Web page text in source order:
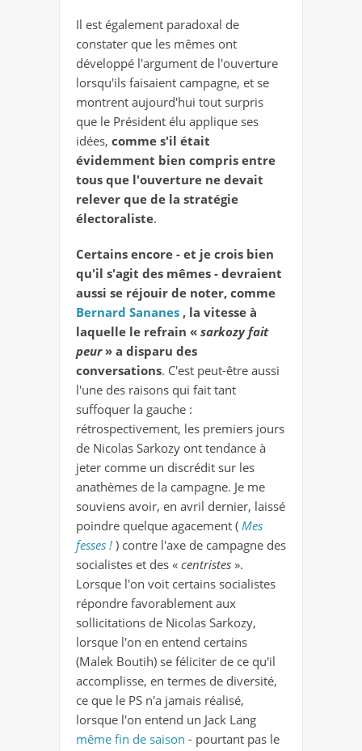
Il est également paradoxal de
constater que les mêmes ont
développé l'argument de l'ouverture
lorsqu'ils faisaient campagne, et se
montrent aujourd'hui tout surpris
que le Président élu applique ses
idées, comme s'il était
évidemment bien compris entre
tous que l'ouverture ne devait
relever que de la stratégie
électoraliste.
Certains encore - et je crois bien
qu'il s'agit des mêmes - devraient
aussi se réjouir de noter, comme
Bernard Sananes , la vitesse à
laquelle le refrain « sarkozy fait
peur» a disparu des
conversations. C'est peut-être aussi
l'une des raisons qui fait tant
suffoquer la gauche :
rétrospectivement, les premiers jours
de Nicolas Sarkozy ont tendance à
jeter comme un discrédit sur les
anathèmes de la campagne. Je me
souviens avoir, en avril dernier, laissé
poindre quelque agacement ( Mes
fesses ! ) contre l'axe de campagne des
socialistes et des « centristes ».
Lorsque l'on voit certains socialistes
répondre favorablement aux
sollicitations de Nicolas Sarkozy,
lorsque l'on en entend certains
(Malek Boutih) se féliciter de ce qu'il
accomplisse, en termes de diversité,
ce que le PS n'a jamais réalisé,
lorsque l'on entend un Jack Lang
même fin de saison - pourtant pas le